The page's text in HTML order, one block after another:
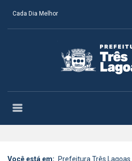
Cada Dia Melhor
Você está em: Prefeitura Três Lagoas